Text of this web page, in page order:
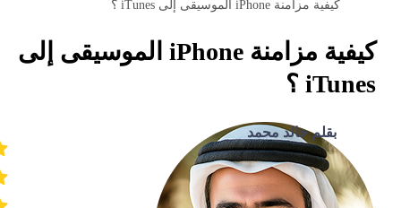
كيفية مزامنة iPhone الموسيقى إلى iTunes ؟
كيفية مزامنة iPhone الموسيقى إلى
iTunes ؟
بقلم خالد محمد